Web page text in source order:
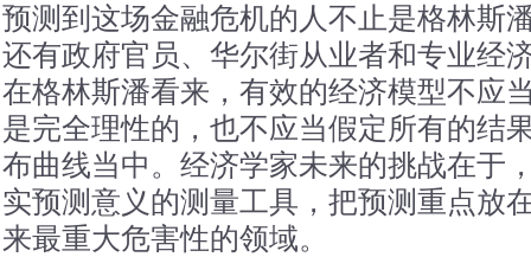
预测到这场金融危机的人不止是格林斯
还有政府官员、华尔街从业者和专业经
在格林斯潘看来，有效的经济模型不应
是完全理性的，也不应当假定所有的结
布曲线当中。经济学家未来的挑战在于
实预测意义的测量工具，把预测重点放
来最重大危害性的领域。